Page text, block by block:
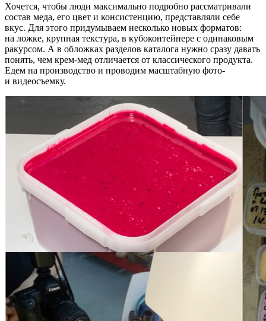
Хочется, чтобы люди максимально подробно рассматривали
состав меда, его цвет и консистенцию, представляли себе
вкус. Для этого придумываем несколько новых форматов:
на ложке, крупная текстура, в кубоконтейнере с одинаковым
ракурсом. А в обложках разделов каталога нужно сразу давать
понять, чем крем-мед отличается от классического продукта.
Едем на производство и проводим масштабную фото-
и видеосъемку.